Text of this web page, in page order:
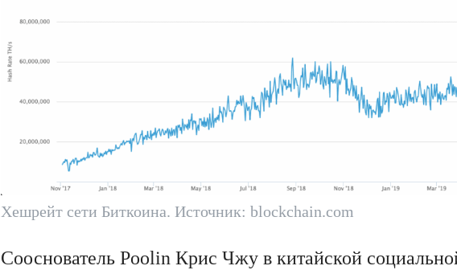
Хешрейт сети Биткоина. Источник: blockchain.com
Сооснователь Poolin Крис Чжу в китайской